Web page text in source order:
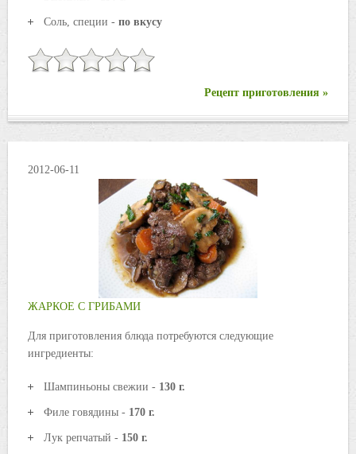
Соль, специи - по вкусу
Рецепт приготовления »
2012-06-11
ЖАРКОЕ С ГРИБАМИ
Для приготовления блюда потребуются следующие
ингредиенты:
Шампиньоны свежии - 130 г.
Филе говядины - 170 г.
Лук репчатый - 150 г.